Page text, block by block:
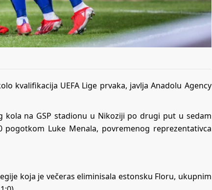
kvalifikacija UEFA Lige prvaka, javlja Anadolu Agency
kola na GSP stadionu u Nikoziji po drugi put u sedam
Luke Menala, povremenog reprezentativca
koja je večeras eliminisala estonsku Floru, ukupnim